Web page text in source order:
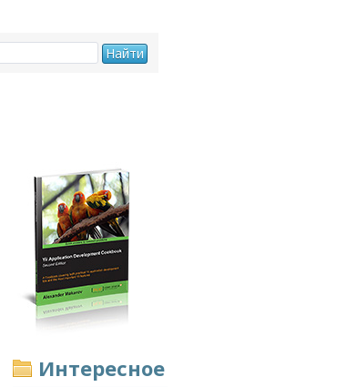
Интересное